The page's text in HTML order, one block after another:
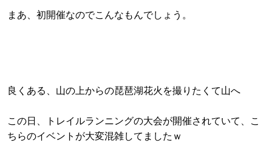
まあ、初開催なのでこんなもんでしょう。
良くある、山の上からの琵琶湖花火を撮りたくて山へ
この日、トレイルランニングの大会が開催されていて、こ
ちらのイベントが大変混雑してましたｗ